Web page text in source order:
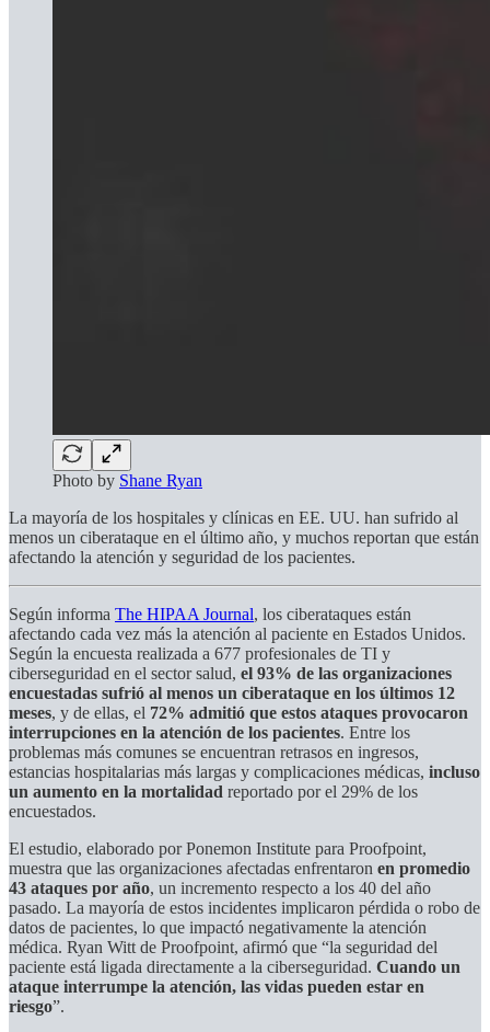
Photo by Shane Ryan
La mayoría de los hospitales y clínicas en EE. UU. han sufrido al
menos un ciberataque en el último año, y muchos reportan que están
afectando la atención y seguridad de los pacientes.
Según informa The HIPAA Journal, los ciberataques están
afectando cada vez más la atención al paciente en Estados Unidos.
Según la encuesta realizada a 677 profesionales de TI y
ciberseguridad en el sector salud, el 93% de las organizaciones
encuestadas sufrió al menos un ciberataque en los últimos 12
meses, y de ellas, el 72% admitió que estos ataques provocaron
interrupciones en la atención de los pacientes. Entre los
problemas más comunes se encuentran retrasos en ingresos,
estancias hospitalarias más largas y complicaciones médicas, incluso
un aumento en la mortalidad reportado por el 29% de los
encuestados.
El estudio, elaborado por Ponemon Institute para Proofpoint,
muestra que las organizaciones afectadas enfrentaron en promedio
43 ataques por año, un incremento respecto a los 40 del año
pasado. La mayoría de estos incidentes implicaron pérdida o robo de
datos de pacientes, lo que impactó negativamente la atención
médica. Ryan Witt de Proofpoint, afirmó que “la seguridad del
paciente está ligada directamente a la ciberseguridad. Cuando un
ataque interrumpe la atención, las vidas pueden estar en
riesgo”.